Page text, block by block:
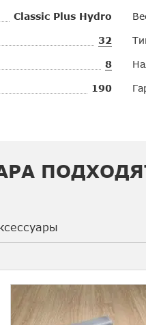
Classic Plus Hydro
32
8
190